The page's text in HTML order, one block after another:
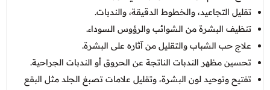
عروض الانف والاذن والحنجرة
عروض العلاج الطبيعي
تقليل التجاعيد، والخطوط الدقيقة، والندبات.
تنظيف البشرة من الشوائب والرؤوس السوداء.
علاج حب الشباب والتقليل من آثاره على البشرة.
تحسين مظهر الندبات الناتجة عن الحروق أو الندبات الجراحية.
تفتيح وتوحيد لون البشرة، وتقليل علامات تصبغ الجلد مثل البقع